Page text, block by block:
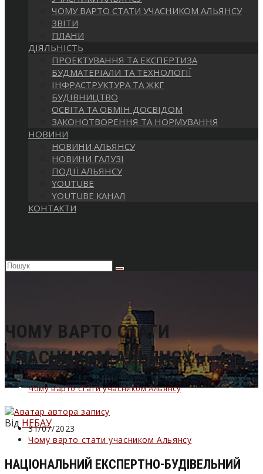
САЙТІ
ЧОМУ ВАРТО СТАТИ УЧАСНИКОМ АЛЬЯНСУ
ЗВІТИ
ПЛАНИ
ДІЯЛЬНІСТЬ
ПРОЕКТУВАННЯ ТА ЕКСПЕРТИЗА
БУДМАТЕРІАЛИ ТА ТЕХНОЛОГІЇ
ІНФРАСТРУКТУРА ТА ЖКГ
БУДІВНИЦТВО
ОСВІТА ТА ОБМІН ДОСВІДОМ
ЗАКОНОТВОРЕННЯ ТА НОРМУВАННЯ
НОВИНИ
НОВИНИ АЛЬЯНСУ
НОВИНИ ГАЛУЗІ
ПОДІЇ АЛЬЯНСУ
YOUTUBE
YOUTUBE КАНАЛ
КОНТАКТИ
Пошук
ЧОМУ ВАРТО СТАТИ
УЧАСНИКОМ АЛЬЯНСУ
Чому варто стати учасником Альянсу
Від НЕБАУ
Запис
опубліковано:
31/07/2023
Категорія
Чому варто стати учасником Альянсу
НАЦІОНАЛЬНИЙ ЕКСПЕРТНО-БУДІВЕЛЬНИЙ